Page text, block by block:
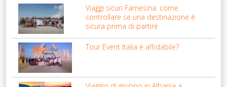
Viaggi sicuri Farnesina: come
controllare se una destinazione è
sicura prima di partire
Tour Event Italia è affidabile?